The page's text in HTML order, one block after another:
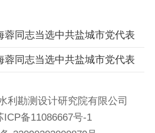
蓉同志当选中共盐城市党代表
蓉同志当选中共盐城市党代表
利勘测设计研究院有限公司
ICP备11086667号-1